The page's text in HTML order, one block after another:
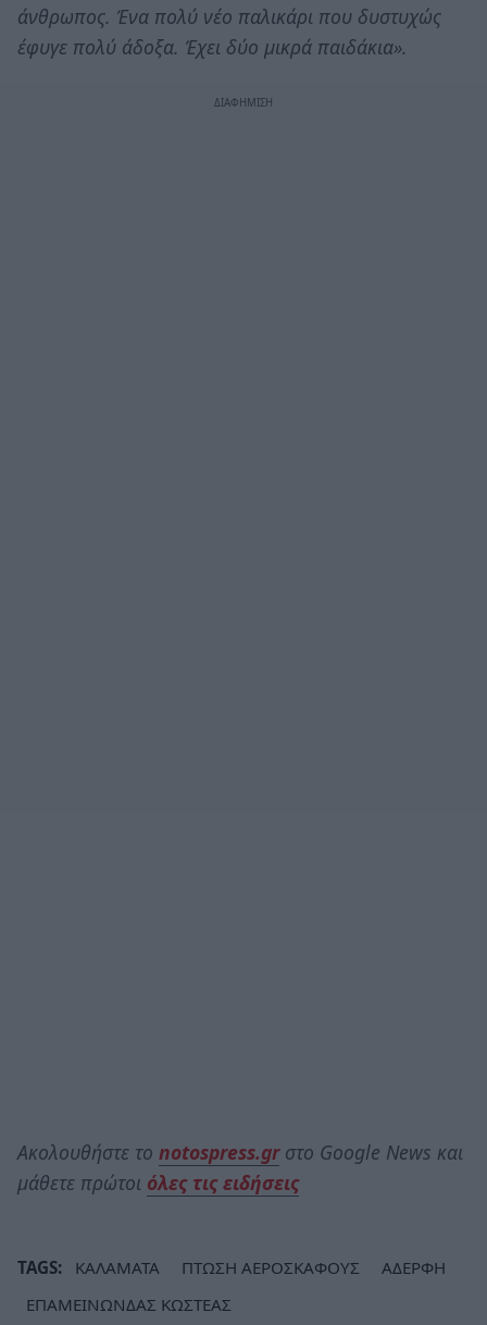
άνθρωπος. Ένα πολύ νέο παλικάρι που δυστυχώς
έφυγε πολύ άδοξα. Έχει δύο μικρά παιδάκια».
Ακολουθήστε το notospress.grστο Google News και
μάθετε πρώτοι όλες τις ειδήσεις
TAGS: ΚΑΛΑΜΑΤΑ ΠΤΩΣΗ ΑΕΡΟΣΚΑΦΟΥΣ
ΑΔΕΡΦΗ
ΕΠΑΜΕΙΝΩΝΔΑΣ ΚΩΣΤΕΑΣ